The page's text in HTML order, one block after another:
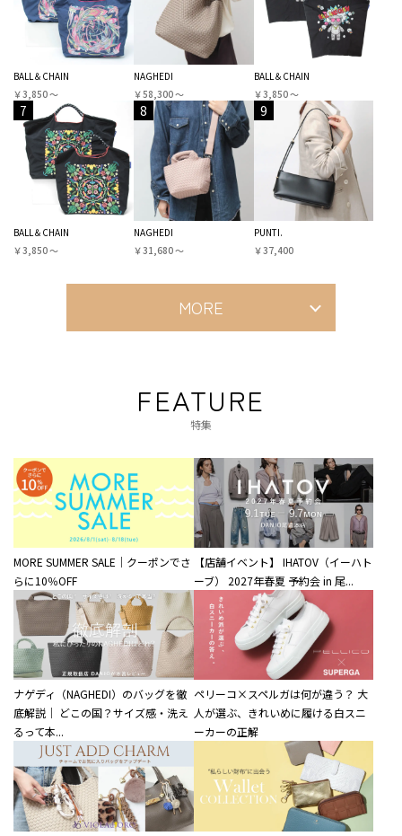
BALL＆CHAIN
￥3,850 〜
NAGHEDI
￥58,300 〜
BALL＆CHAIN
￥3,850 〜
7
BALL＆CHAIN
￥3,850 〜
8
NAGHEDI
￥31,680 〜
9
PUNTI.
￥37,400
MORE
FEATURE
特集
MORE SUMMER SALE｜クーポンでさ
らに10％OFF
【店舗イベント】 IHATOV（イーハト
ーブ） 2027年春夏 予約会 in 尾...
ナゲディ（NAGHEDI）のバッグを徹
底解説｜ どこの国？サイズ感・洗え
るって本...
ペリーコ×スペルガは何が違う？ 大
人が選ぶ、きれいめに履ける白スニ
ーカーの正解